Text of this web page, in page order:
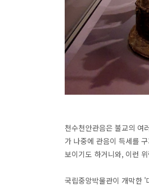
천수천안관음은 불교의 여
가 나중에 관음이 득세를
보이기도 하거니와, 이런
국립중앙박물관이 개막한